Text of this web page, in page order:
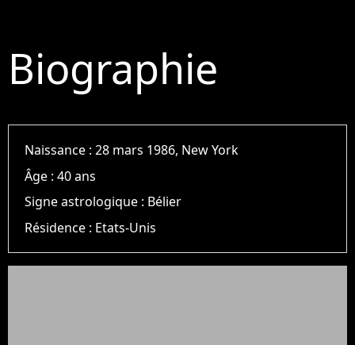
Biographie
Naissance :28 mars 1986, New York
Âge :40 ans
Signe astrologique : Bélier
Résidence : Etats-Unis